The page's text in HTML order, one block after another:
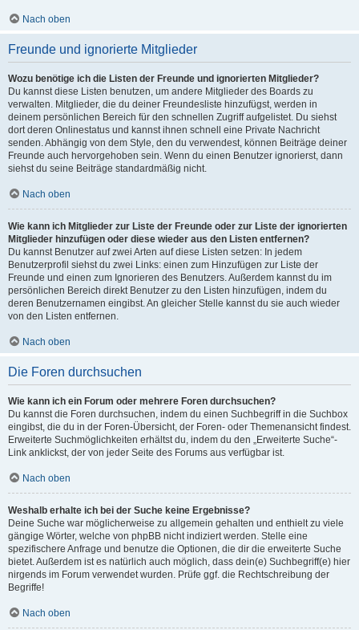
Nach oben
Freunde und ignorierte Mitglieder
Wozu benötige ich die Listen der Freunde und ignorierten Mitglieder?
Du kannst diese Listen benutzen, um andere Mitglieder des Boards zu
verwalten. Mitglieder, die du deiner Freundesliste hinzufügst, werden in
deinem persönlichen Bereich für den schnellen Zugriff aufgelistet. Du siehst
dort deren Onlinestatus und kannst ihnen schnell eine Private Nachricht
senden. Abhängig von dem Style, den du verwendest, können Beiträge deiner
Freunde auch hervorgehoben sein. Wenn du einen Benutzer ignorierst, dann
siehst du seine Beiträge standardmäßig nicht.
Nach oben
Wie kann ich Mitglieder zur Liste der Freunde oder zur Liste der ignorierten
Mitglieder hinzufügen oder diese wieder aus den Listen entfernen?
Du kannst Benutzer auf zwei Arten auf diese Listen setzen: In jedem
Benutzerprofil siehst du zwei Links: einen zum Hinzufügen zur Liste der
Freunde und einen zum Ignorieren des Benutzers. Außerdem kannst du im
persönlichen Bereich direkt Benutzer zu den Listen hinzufügen, indem du
deren Benutzernamen eingibst. An gleicher Stelle kannst du sie auch wieder
von den Listen entfernen.
Nach oben
Die Foren durchsuchen
Wie kann ich ein Forum oder mehrere Foren durchsuchen?
Du kannst die Foren durchsuchen, indem du einen Suchbegriff in die Suchbox
eingibst, die du in der Foren-Übersicht, der Foren- oder Themenansicht findest.
Erweiterte Suchmöglichkeiten erhältst du, indem du den „Erweiterte Suche“-
Link anklickst, der von jeder Seite des Forums aus verfügbar ist.
Nach oben
Weshalb erhalte ich bei der Suche keine Ergebnisse?
Deine Suche war möglicherweise zu allgemein gehalten und enthielt zu viele
gängige Wörter, welche von phpBB nicht indiziert werden. Stelle eine
spezifischere Anfrage und benutze die Optionen, die dir die erweiterte Suche
bietet. Außerdem ist es natürlich auch möglich, dass dein(e) Suchbegriff(e) hier
nirgends im Forum verwendet wurden. Prüfe ggf. die Rechtschreibung der
Begriffe!
Nach oben